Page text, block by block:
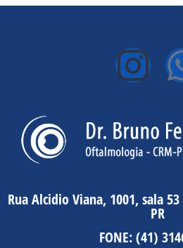
Rua Alcidio Viana, 1001, sala
PR
FONE:(41)